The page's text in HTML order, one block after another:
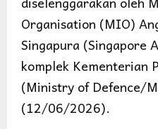
Organisation (MIO)
Singapura (Singapore
komplek Kementerian
(Ministry of Defence/
(12/06/2026).